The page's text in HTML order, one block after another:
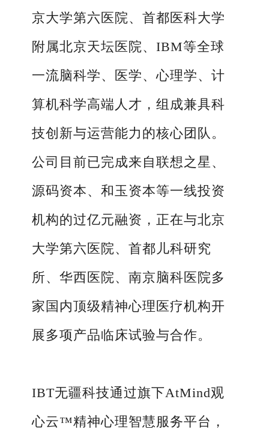
京大学第六医院、首都医科大学
附属北京天坛医院、IBM等全球
一流脑科学、医学、心理学、计
算机科学高端人才，组成兼具科
技创新与运营能力的核心团队。
公司目前已完成来自联想之星、
源码资本、和玉资本等一线投资
机构的过亿元融资，正在与北京
大学第六医院、首都儿科研究
所、华西医院、南京脑科医院多
家国内顶级精神心理医疗机构开
展多项产品临床试验与合作。
IBT无疆科技通过旗下AtMind观
心云™精神心理智慧服务平台，